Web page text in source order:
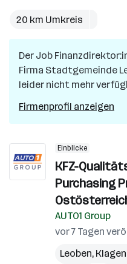
20 km Umkreis
Der Job
Firma Stadtgemeinde
leider nicht mehr
Firmenprofil anzeigen
Einblicke
KFZ-
Purchasing
AUTO1 Group
vor 7 Tagen
Leoben,